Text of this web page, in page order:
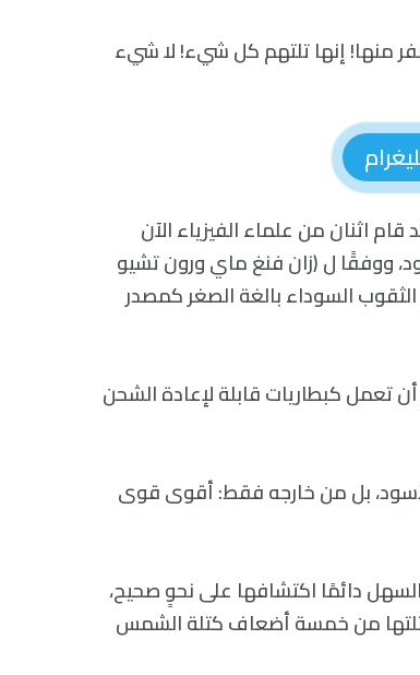
منها! إنها تلتهم كل شيء! لا شيء
اثنان من علماء الفيزياء الآن
ووفقًا ل (زان فنغ ماي ورون تشيو
السوداء بالغة الصغر كمصدر
تعمل كبطاريات قابلة لإعادة الشحن
بل من خارجه فقط: أقوى قوى
دائمًا اكتشافها على نحوٍ صحيح،
كتلتها من خمسة أضعاف كتلة الشمس